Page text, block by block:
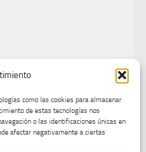
como las cookies para almacenar
de estas tecnologías nos
o las identificaciones únicas en
afectar negativamente a ciertas